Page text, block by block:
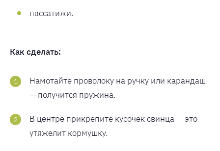
пассатижи.
Как сделать:
Намотайте проволоку на ручку или карандаш
— получится пружина.
В центре прикрепите кусочек свинца — это
утяжелит кормушку.